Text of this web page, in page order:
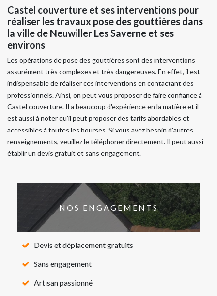
Castel couverture et ses interventions pour
réaliser les travaux pose des gouttières dans
la ville de Neuwiller Les Saverne et ses
environs
Les opérations de pose des gouttières sont des interventions
assurément très complexes et très dangereuses. En effet, il est
indispensable de réaliser ces interventions en contactant des
professionnels. Ainsi, on peut vous proposer de faire confiance à
Castel couverture. Il a beaucoup d'expérience en la matière et il
est aussi à noter qu'il peut proposer des tarifs abordables et
accessibles à toutes les bourses. Si vous avez besoin d'autres
renseignements, veuillez le téléphoner directement. Il peut aussi
établir un devis gratuit et sans engagement.
NOS ENGAGEMENTS
Devis et déplacement gratuits
Sans engagement
Artisan passionné